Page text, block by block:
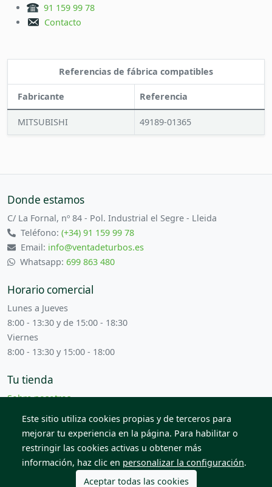
91 159 99 78
Contacto
Referencias de fábrica compatibles
Fabricante Referencia
MITSUBISHI 49189-01365
Donde estamos
C/ La Fornal, nº 84 - Pol. Industrial el Segre - Lleida
Teléfono:(+34) 91 159 99 78
Email: info@ventadeturbos.es
Whatsapp: 699 863 480
Horario comercial
Lunes a Jueves
8:00 - 13:30 y de 15:00 - 18:30
Viernes
8:00 - 13:30 y 15:00 - 18:00
Tu tienda
Sobre nosotros
Términos y condiciones
Contacta con nosotros
© 2026 Todos los derechos reservados. Venta de Piezas
2012 S.L.
Este sitio utiliza cookies propias y de terceros para
mejorar tu experiencia en la página. Para habilitar o
restringir las cookies activas u obtener más
información, haz clic en personalizar la configuración.
Aceptar todas las cookies